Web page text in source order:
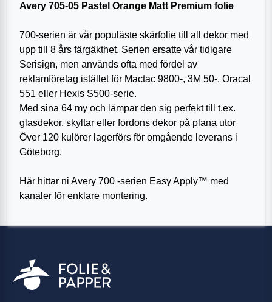
Avery 705-05 Pastel Orange Matt Premium folie
700-serien är vår populäste skärfolie till all dekor med
upp till 8 års färgäkthet. Serien ersatte vår tidigare
Serisign, men används ofta med fördel av
reklamföretag istället för Mactac 9800-, 3M 50-, Oracal
551 eller Hexis S500-serie.
Med sina 64 my och lämpar den sig perfekt till t.ex.
glasdekor, skyltar eller fordons dekor på plana utor
Över 120 kulörer lagerförs för omgående leverans i
Göteborg.
Här hittar ni Avery 700 -serien Easy Apply™ med
kanaler för enklare montering.